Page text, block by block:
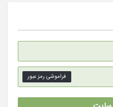
فراموشی رمز عبور